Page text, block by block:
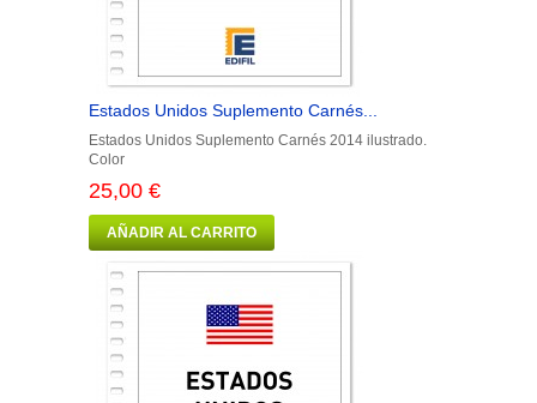
Estados Unidos Suplemento Carnés...
Estados Unidos Suplemento Carnés 2014 ilustrado.
Color
25,00 €
AÑADIR AL CARRITO